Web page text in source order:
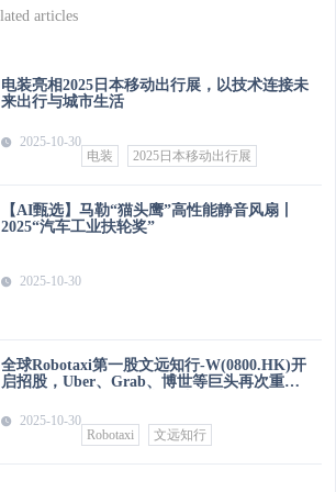
电装亮相2025日本移动出行展，以技术连接未
来出行与城市生活
2025-10-30
电装
2025日本移动出行展
【AI甄选】马勒“猫头鹰”高性能静音风扇丨
2025“汽车工业扶轮奖”
2025-10-30
全球Robotaxi第一股文远知行-W(0800.HK)开
启招股，Uber、Grab、博世等巨头再次重
2025-10-30
Robotaxi
文远知行